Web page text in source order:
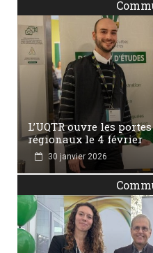
L’UQTR ouvre les
régionaux le 4 février
30 janvier 2026